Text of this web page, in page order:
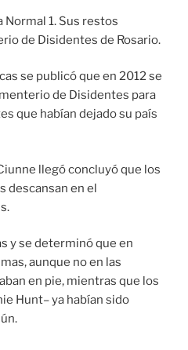
Normal 1. Sus restos
de Disidentes de Rosario.
se publicó que en 2012 se
de Disidentes para
que habían dejado su país
llegó concluyó que los
descansan en el
y se determinó que en
aunque no en las
en pie, mientras que los
Hunt– ya habían sido